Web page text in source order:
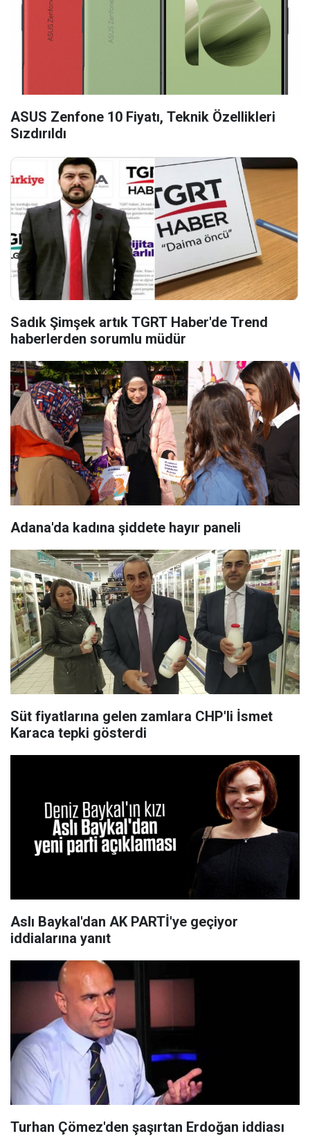
ASUS Zenfone 10 Fiyatı, Teknik Özellikleri
Sızdırıldı
Sadık Şimşek artık TGRT Haber'de Trend
haberlerden sorumlu müdür
Adana'da kadına şiddete hayır paneli
Süt fiyatlarına gelen zamlara CHP'li İsmet
Karaca tepki gösterdi
Aslı Baykal'dan AK PARTİ'ye geçiyor
iddialarına yanıt
Turhan Çömez'den şaşırtan Erdoğan iddiası